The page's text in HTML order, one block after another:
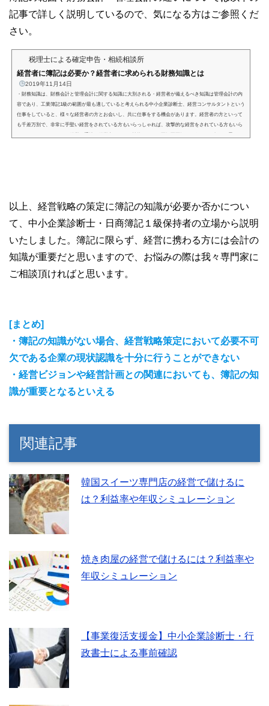
記事で詳しく説明しているので、気になる方はご参照くだ
さい。
税理士による確定申告・相続相談所
経営者に簿記は必要か？経営者に求められる財務知識とは
2019年11月14日
・財務知識は、財務会計と管理会計に関する知識に大別される・経営者が備えるべき知識は管理会計の内
容であり、工業簿記1級の範囲が最も適していると考えられる中小企業診断士、経営コンサルタントという
仕事をしていると、様々な経営者の方とお会いし、共に仕事をする機会があります。経営者の方といって
も千差万別で、非常に手堅い経営をされている方もいらっしゃれば、攻撃的な経営をされている方もいら
以上、経営戦略の策定に簿記の知識が必要か否かについ
て、中小企業診断士・日商簿記１級保持者の立場から説明
いたしました。簿記に限らず、経営に携わる方には会計の
知識が重要だと思いますので、お悩みの際は我々専門家に
ご相談頂ければと思います。
[まとめ]
・簿記の知識がない場合、経営戦略策定において必要不可
欠である企業の現状認識を十分に行うことができない
・経営ビジョンや経営計画との関連においても、簿記の知
識が重要となるといえる
関連記事
韓国スイーツ専門店の経営で儲けるに
は？利益率や年収シミュレーション
焼き肉屋の経営で儲けるには？利益率や
年収シミュレーション
【事業復活支援金】中小企業診断士・行
政書士による事前確認